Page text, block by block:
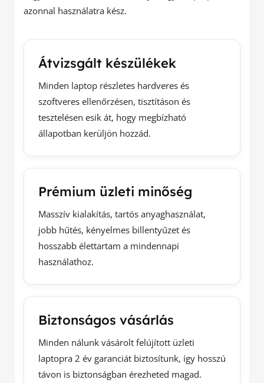
azonnal használatra kész.
Átvizsgált készülékek
Minden laptop részletes hardveres és
szoftveres ellenőrzésen, tisztításon és
tesztelésen esik át, hogy megbízható
állapotban kerüljön hozzád.
Prémium üzleti minőség
Masszív kialakítás, tartós anyaghasználat,
jobb hűtés, kényelmes billentyűzet és
hosszabb élettartam a mindennapi
használathoz.
Biztonságos vásárlás
Minden nálunk vásárolt felújított üzleti
laptopra 2 év garanciát biztosítunk, így hosszú
távon is biztonságban érezheted magad.